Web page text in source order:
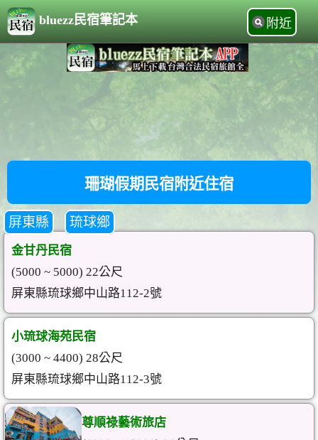
bluezz民宿筆記本 附近
珊瑚假期民宿附近住宿
屏東縣 琉球鄉
金甘丹民宿
(5000 ~ 5000) 22公尺
屏東縣琉球鄉中山路112-2號
小琉球海苑民宿
(3000 ~ 4400) 28公尺
屏東縣琉球鄉中山路112-3號
尊順祿藝術旅店